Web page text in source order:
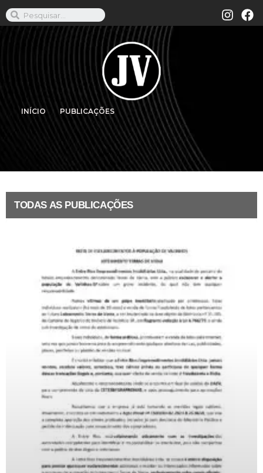
INÍCIO PUBLICAÇÕES
TODAS AS PUBLICAÇÕES